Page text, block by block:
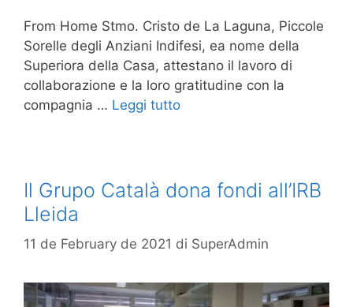
From Home Stmo. Cristo de La Laguna, Piccole
Sorelle degli Anziani Indifesi, ea nome della
Superiora della Casa, attestano il lavoro di
collaborazione e la loro gratitudine con la
compagnia … Leggi tutto
Il Grupo Català dona fondi all’IRB
Lleida
11 de February de 2021 di SuperAdmin